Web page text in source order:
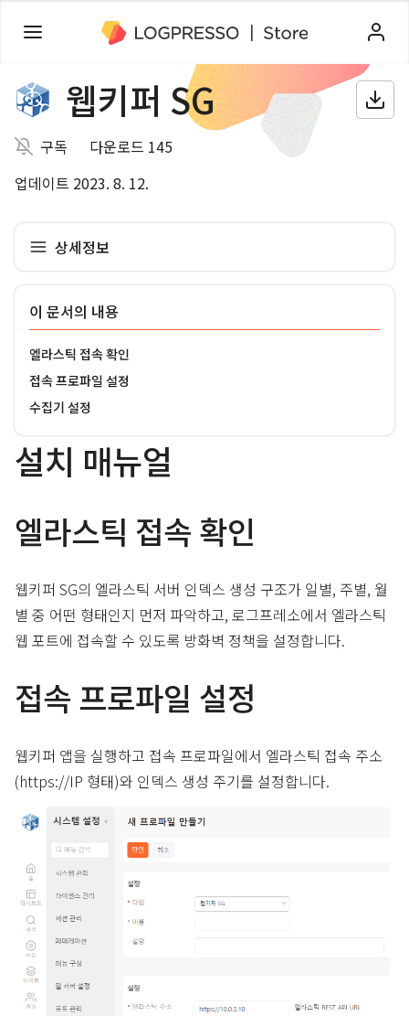
웹키퍼 SG
구독
다운로드 145
업데이트 2023. 8. 12.
상세정보
설치 매뉴얼
엘라스틱 접속 확인
웹키퍼 SG의 엘라스틱 서버 인덱스 생성 구조가 일별, 주별, 월
별 중 어떤 형태인지 먼저 파악하고, 로그프레소에서 엘라스틱
웹 포트에 접속할 수 있도록 방화벽 정책을 설정합니다.
접속 프로파일 설정
웹키퍼 앱을 실행하고 접속 프로파일에서 엘라스틱 접속 주소
(https://IP 형태)와 인덱스 생성 주기를 설정합니다.
이 문서의 내용
엘라스틱 접속 확인
접속 프로파일 설정
수집기 설정